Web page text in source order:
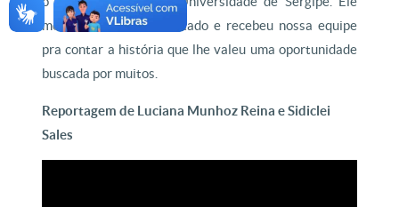
mora no interior do Estado e recebeu nossa equipe
pra contar a história que lhe valeu uma oportunidade
buscada por muitos.
Reportagem de Luciana Munhoz Reina e Sidiclei
Sales